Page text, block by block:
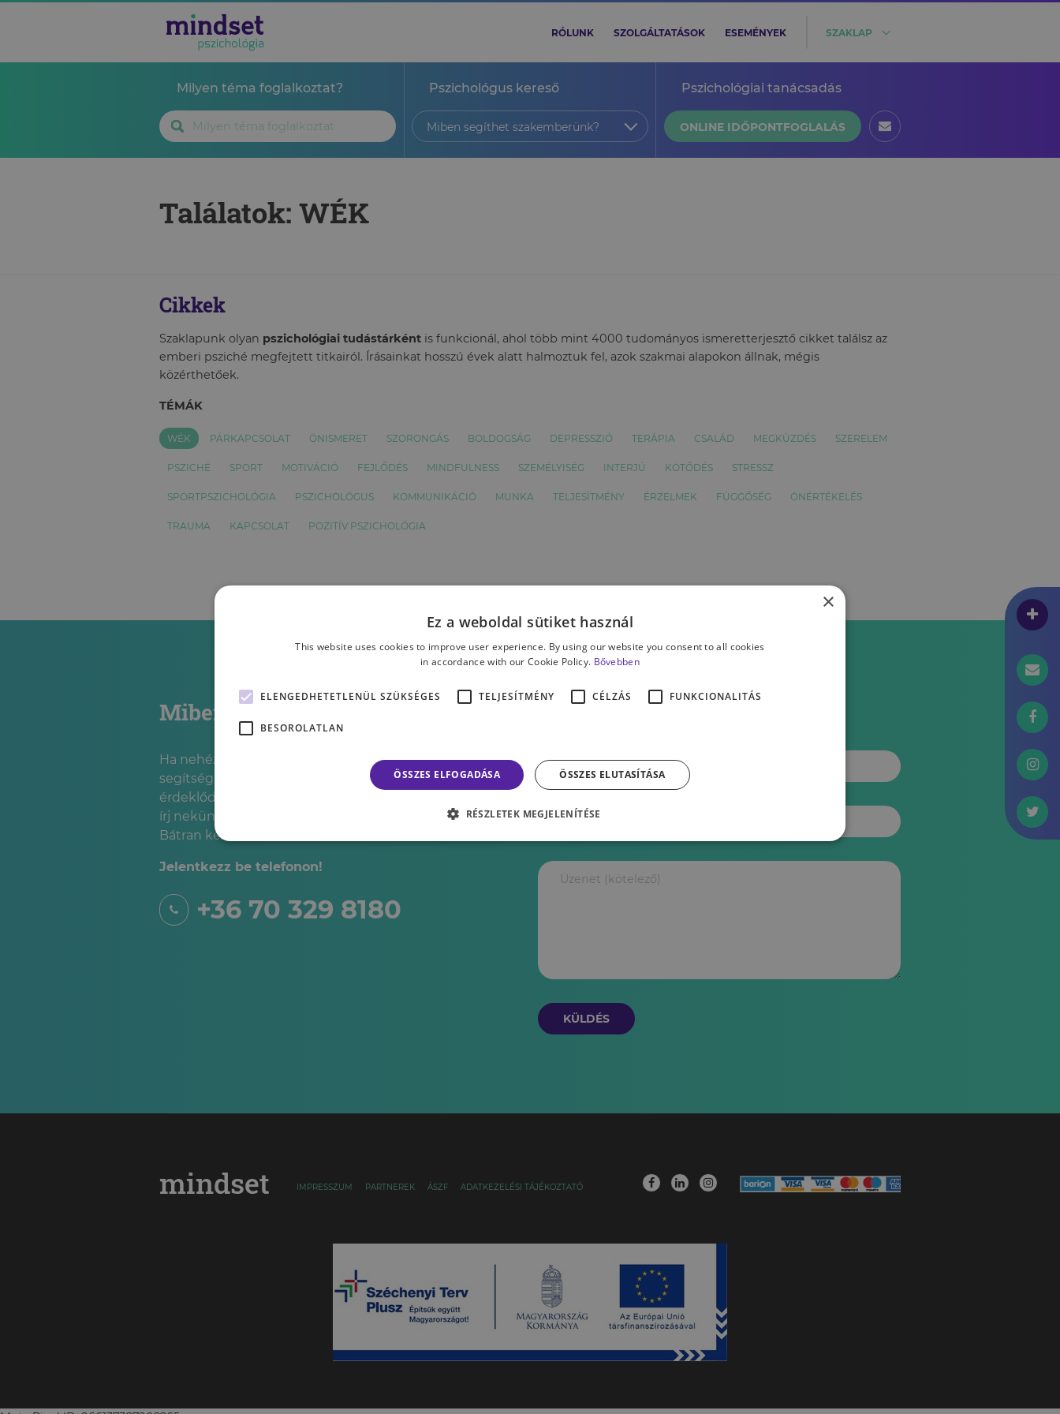
RÓLUNK SZOLGÁLTATÁSOK ESEMÉNYEK SZAKLAP
Milyen téma foglalkoztat? Pszichológus kereső
Miben segíthet szakemberünk?
Pszichológiai tanácsadás
ONLINE IDŐPONTFOGLALÁS
Találatok: WÉK
Cikkek
Szaklapunk olyan pszichológiai tudástárként is funkcionál, ahol több mint 4000 tudományos ismeretterjesztő cikket találsz az
emberi psziché megfejtett titkairól. Írásainkat hosszú évek alatt halmoztuk fel, azok szakmai alapokon állnak, mégis
közérthetőek.
TÉMÁK
WÉK PÁRKAPCSOLAT ÖNISMERET SZORONGÁS BOLDOGSÁG DEPRESSZIÓ TERÁPIA CSALÁD MEGKÜZDÉS SZERELEM
PSZICHÉ SPORT MOTIVÁCIÓ FEJLŐDÉS MINDFULNESS SZEMÉLYISÉG INTERJÚ KÖTŐDÉS STRESSZ
SPORTPSZICHOLÓGIA PSZICHOLÓGUS KOMMUNIKÁCIÓ MUNKA TELJESÍTMÉNY ÉRZELMEK FÜGGŐSÉG ÖNÉRTÉKELÉS
TRAUMA KAPCSOLAT POZITÍV PSZICHOLÓGIA
Miben segíthetünk?
Ha nehéz élethelyzetbe kerültél és úgy érzed,
segítségre lenne szükséged, vagy esetleg csak
érdeklődnél szolgáltatásainkkal kapcsolatban,
írj nekünk, és mi felvesszük veled a kapcsolatot.
Bátran keress minket telefonon is!
Jelentkezz be telefonon!
+36 70 329 8180
KÜLDÉS
mindset IMPRESSZUM PARTNEREK ÁSZF ADATKEZELÉSI TÁJÉKOZTATÓ
×
Ez a weboldal sütiket használ
This website uses cookies to improve user experience. By using our website you consent to all cookies
in accordance with our Cookie Policy. Bővebben
ELENGEDHETETLENÜL SZÜKSÉGES TELJESÍTMÉNY CÉLZÁS FUNKCIONALITÁS
BESOROLATLAN
ÖSSZES ELFOGADÁSA ÖSSZES ELUTASÍTÁSA
RÉSZLETEK MEGJELENÍTÉSE